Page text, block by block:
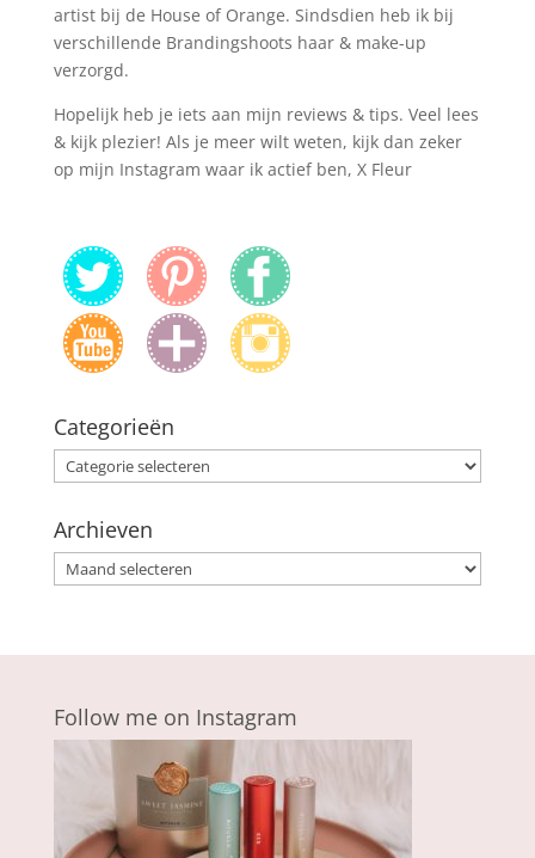
artist bij de House of Orange. Sindsdien heb ik bij
verschillende Brandingshoots haar & make-up
verzorgd.
Hopelijk heb je iets aan mijn reviews & tips. Veel lees
& kijk plezier! Als je meer wilt weten, kijk dan zeker
op mijn Instagram waar ik actief ben, X Fleur
Categorieën
Categorieën
Archieven
Archieven
Follow me on Instagram